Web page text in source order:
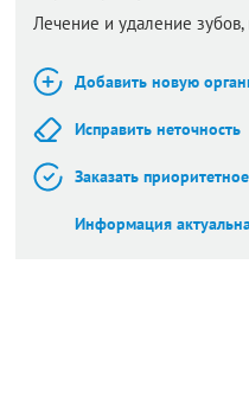
Лечение и удаление зубов,
Добавить новую
Исправить неточность
Заказать
Информация